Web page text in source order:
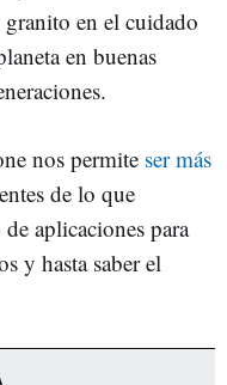
en el cuidado
en buenas
nos permite ser más
de lo que
aplicaciones para
y hasta saber el